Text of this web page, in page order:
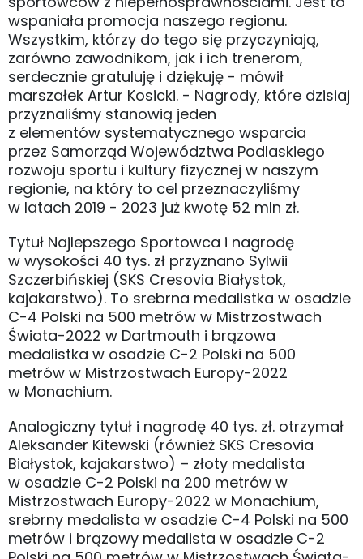
wspaniała promocja naszego regionu.
Wszystkim, którzy do tego się przyczyniają,
zarówno zawodnikom, jak i ich trenerom,
serdecznie gratuluję i dziękuję - mówił
marszałek Artur Kosicki. - Nagrody, które dzisiaj
przyznaliśmy stanowią jeden
z elementów systematycznego wsparcia
przez Samorząd Województwa Podlaskiego
rozwoju sportu i kultury fizycznej w naszym
regionie, na który to cel przeznaczyliśmy
w latach 2019 - 2023 już kwotę 52 mln zł.
Tytuł Najlepszego Sportowca i nagrodę
w wysokości 40 tys. zł przyznano Sylwii
Szczerbińskiej (SKS Cresovia Białystok,
kajakarstwo). To srebrna medalistka w osadzie
C-4 Polski na 500 metrów w Mistrzostwach
Świata-2022 w Dartmouth i brązowa
medalistka w osadzie C-2 Polski na 500
metrów w Mistrzostwach Europy-2022
w Monachium.
Analogiczny tytuł i nagrodę 40 tys. zł. otrzymał
Aleksander Kitewski (również SKS Cresovia
Białystok, kajakarstwo) – złoty medalista
w osadzie C-2 Polski na 200 metrów w
Mistrzostwach Europy-2022 w Monachium,
srebrny medalista w osadzie C-4 Polski na 500
metrów i brązowy medalista w osadzie C-2